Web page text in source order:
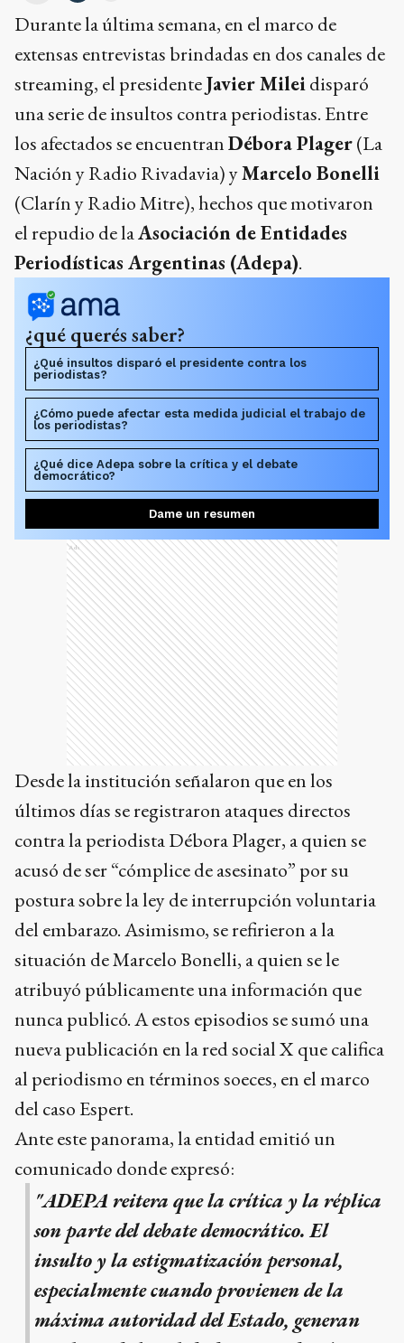
Durante la última semana, en el marco de
extensas entrevistas brindadas en dos canales de
streaming, el presidenteJavier Mileidisparó
una serie de insultos contra periodistas. Entre
los afectados se encuentranDébora Plager(La
Nación y Radio Rivadavia) yMarcelo Bonelli
(Clarín y Radio Mitre), hechos que motivaron
el repudio de laAsociación de Entidades
Periodísticas Argentinas (Adepa).
¿qué querés saber?
¿Qué insultos disparó el presidente contra los
periodistas?
¿Cómo puede afectar esta medida judicial el trabajo de
los periodistas?
¿Qué dice Adepa sobre la crítica y el debate
democrático?
Dame un resumen
Ads
Desde la institución señalaron que en los
últimos días se registraron ataques directos
contra la periodista Débora Plager, a quien se
acusó de ser “cómplice de asesinato” por su
postura sobre la ley de interrupción voluntaria
del embarazo. Asimismo, se refirieron a la
situación de Marcelo Bonelli, a quien se le
atribuyó públicamente una información que
nunca publicó. A estos episodios se sumó una
nueva publicación en la red social X que califica
al periodismo en términos soeces, en el marco
del caso Espert.
Ante este panorama, la entidad emitió un
comunicado donde expresó:
"ADEPA reitera que la crítica y la réplica
son parte del debate democrático. El
insulto y la estigmatización personal,
especialmente cuando provienen de la
máxima autoridad del Estado, generan